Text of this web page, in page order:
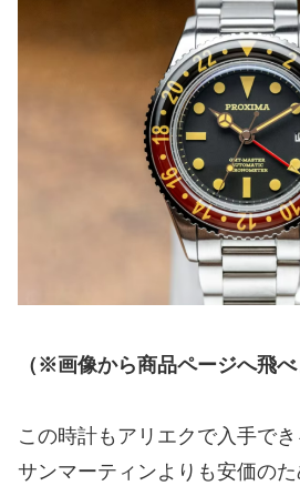
（※画像から商品ページへ飛べ
この時計もアリエクで入手で
サンマーティンよりも安価のた